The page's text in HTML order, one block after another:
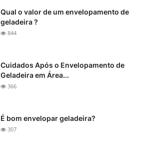
Qual o valor de um envelopamento de
geladeira ?
844
Cuidados Após o Envelopamento de
Geladeira em Área...
366
É bom envelopar geladeira?
307